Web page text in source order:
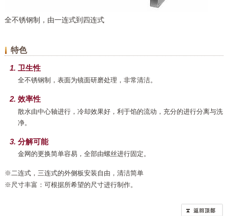
全不锈钢制，由一连式到四连式
特色
卫生性
全不锈钢制，表面为镜面研磨处理，非常清洁。
效率性
散水由中心轴进行，冷却效果好，利于馅的流动，充分的进行分离与洗
净。
分解可能
金网的更换简单容易，全部由螺丝进行固定。
※二连式，三连式的外侧板安装自由，清洁简单
※尺寸丰富：可根据所希望的尺寸进行制作。